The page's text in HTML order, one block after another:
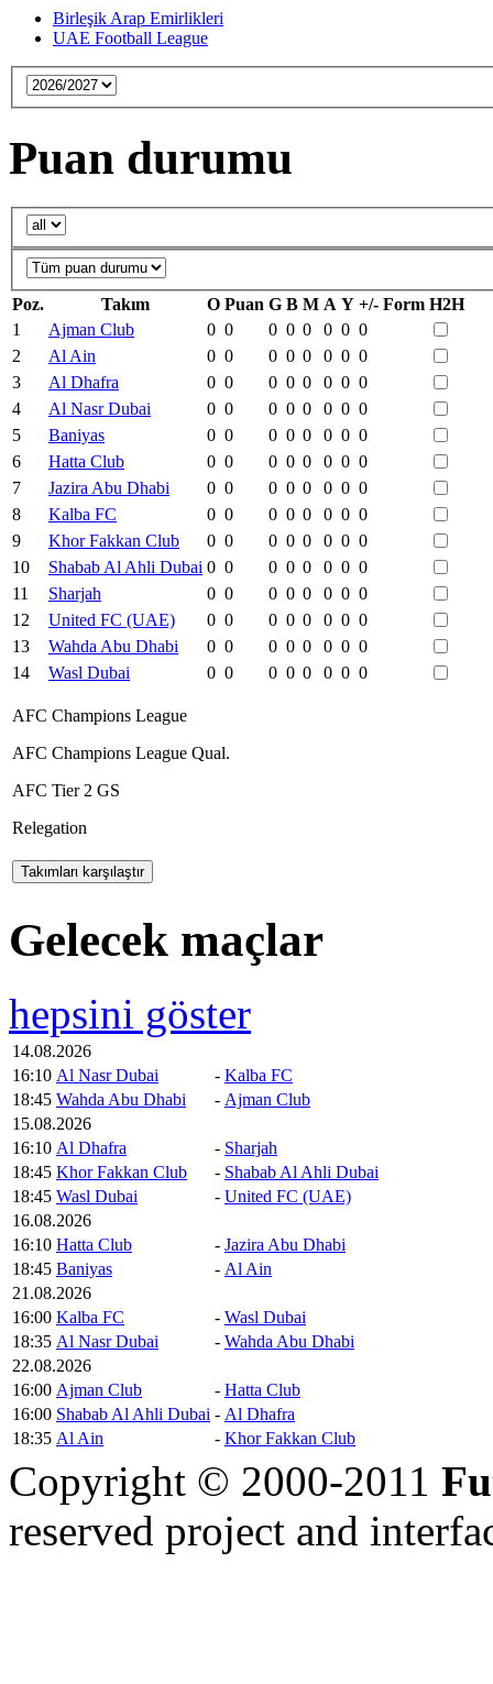
Birleşik Arap Emirlikleri
UAE Football League
Puan durumu
Poz. Takım O Puan G B M A Y +/- Form H2H
1
Ajman Club 0 0 0 0 0 0 0 0
2
Al Ain 0 0 0 0 0 0 0 0
3
Al Dhafra 0 0 0 0 0 0 0 0
4
Al Nasr Dubai 0 0 0 0 0 0 0 0
5
Baniyas 0 0 0 0 0 0 0 0
6
Hatta Club 0 0 0 0 0 0 0 0
7
Jazira Abu Dhabi 0 0 0 0 0 0 0 0
8
Kalba FC 0 0 0 0 0 0 0 0
9
Khor Fakkan Club 0 0 0 0 0 0 0 0
10
Shabab Al Ahli Dubai 0 0 0 0 0 0 0 0
11
Sharjah 0 0 0 0 0 0 0 0
12
United FC (UAE) 0 0 0 0 0 0 0 0
13
Wahda Abu Dhabi 0 0 0 0 0 0 0 0
14
Wasl Dubai 0 0 0 0 0 0 0 0
AFC Champions League
AFC Champions League Qual.
AFC Tier 2 GS
Relegation
Gelecek maçlar
hepsini göster
14.08.2026
16:10 Al Nasr Dubai - Kalba FC
18:45 Wahda Abu Dhabi - Ajman Club
15.08.2026
16:10 Al Dhafra - Sharjah
18:45 Khor Fakkan Club - Shabab Al Ahli Dubai
18:45 Wasl Dubai - United FC (UAE)
16.08.2026
16:10 Hatta Club - Jazira Abu Dhabi
18:45 Baniyas - Al Ain
21.08.2026
16:00 Kalba FC - Wasl Dubai
18:35 Al Nasr Dubai - Wahda Abu Dhabi
22.08.2026
16:00 Ajman Club - Hatta Club
16:00 Shabab Al Ahli Dubai - Al Dhafra
18:35 Al Ain - Khor Fakkan Club
Copyright © 2000-2011
reserved project and